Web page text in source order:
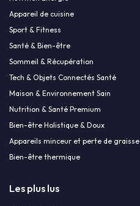
Appareil de cuisine
Sport & Fitness
Santé & Bien-être
Sommeil & Récupération
Tech & Objets Connectés Santé
Maison & Environnement Sain
Nutrition & Santé Premium
Bien-être Holistique & Doux
Appareils minceur et perte de graisse
Bien-être thermique
Les plus lus